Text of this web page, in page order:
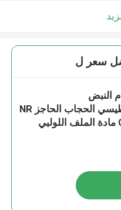
سعر ل
النبض
الكهرومغناطيسي الحجاب الحاجز NR
CR FR NBR مادة الملف اللولبي